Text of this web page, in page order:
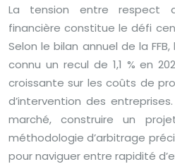
La tension entre respect
financière constitue le défi
Selon le bilan annuel de la
connu un recul de 1,1 % en
croissante sur les coûts de
d’intervention des
marché, construire un
méthodologie d’arbitrage
pour naviguer entre rapidité